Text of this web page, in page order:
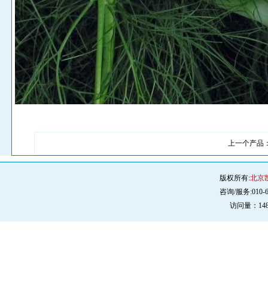
上一个产品
版权所有:北京
咨询/服务
访问量：